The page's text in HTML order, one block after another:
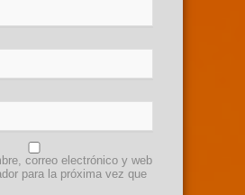
correo electrónico y web
para la próxima vez que